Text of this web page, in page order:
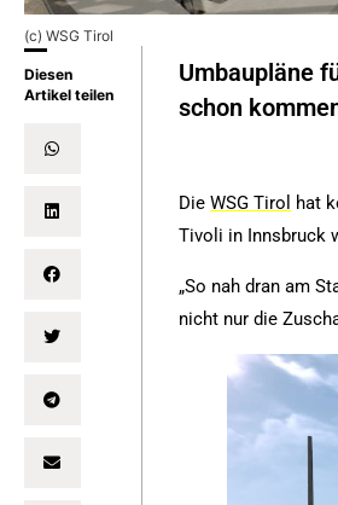
(c) WSG Tirol
Diesen
Artikel teilen
Umbaupläne
schon
DieWSG Tirol
hat
Tivoli in Innsbruck
„So nah dran am
nicht nur die